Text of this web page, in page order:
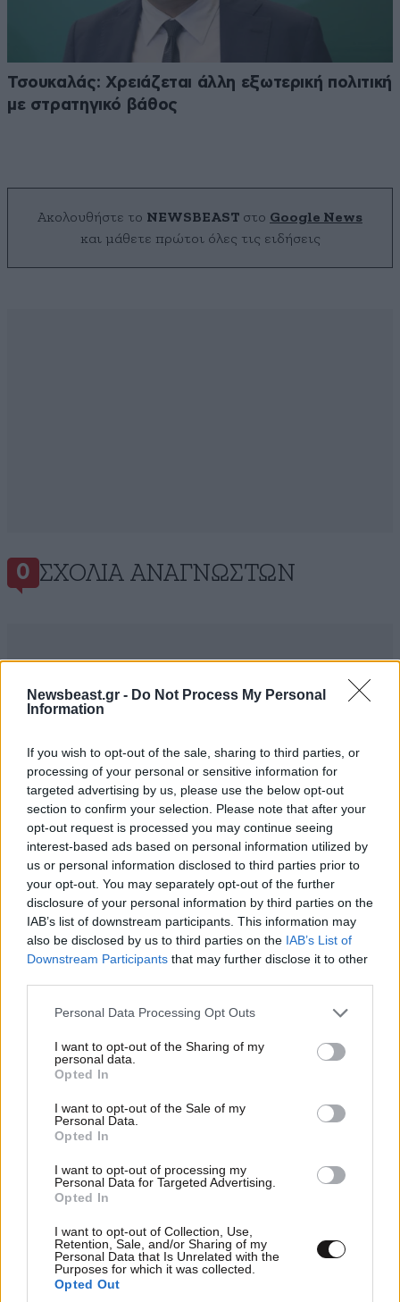
Newsbeast.gr - Do Not Process My Personal
Information
If you wish to opt-out of the sale, sharing to third parties, or
processing of your personal or sensitive information for
targeted advertising by us, please use the below opt-out
section to confirm your selection. Please note that after your
opt-out request is processed you may continue seeing
interest-based ads based on personal information utilized by
us or personal information disclosed to third parties prior to
your opt-out. You may separately opt-out of the further
disclosure of your personal information by third parties on the
IAB’s list of downstream participants. This information may
also be disclosed by us to third parties on the IAB’s List of
Downstream Participants that may further disclose it to other
Please note that this website/app uses one or more Google
not limited to your visit or usage behaviour. You may click to
grant or deny consent to Google and its third-party tags to
use your data for below specified purposes in below Google
consent section.
Personal Data Processing Opt Outs
I want to opt-out of the Sharing of my
personal data.
Opted In
I want to opt-out of the Sale of my
Personal Data.
Opted In
I want to opt-out of processing my
Personal Data for Targeted Advertising.
Opted In
I want to opt-out of Collection, Use,
Retention, Sale, and/or Sharing of my
Personal Data that Is Unrelated with the
Purposes for which it was collected.
Opted Out
Τσουκαλάς: Xρειάζεται άλλη εξωτερική πολιτική
με στρατηγικό βάθος
Ακολουθήστε το NEWSBEAST στο Google News
και μάθετε πρώτοι όλες τις ειδήσεις
0 ΣΧΌΛΙΑ ΑΝΑΓΝΩΣΤΏΝ
ΠΡΟΣΘΕΣΤΕ ΤΟ ΣΧΟΛΙΟ ΣΑΣ
Xαρακτήρες: 0/1000
Διαβάστε και ακολουθήστε τους κανόνες σχολιασμού